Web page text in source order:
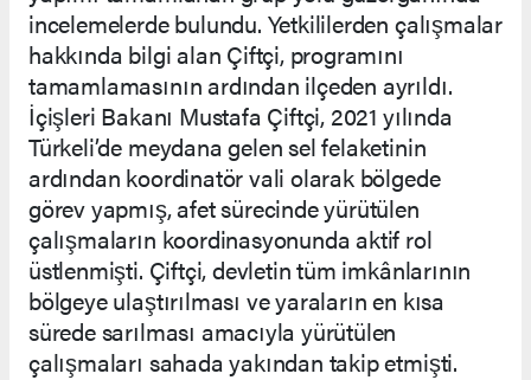
incelemelerde bulundu. Yetkililerden çalışmalar
hakkında bilgi alan Çiftçi, programını
tamamlamasının ardından ilçeden ayrıldı.
İçişleri Bakanı Mustafa Çiftçi, 2021 yılında
Türkeli’de meydana gelen sel felaketinin
ardından koordinatör vali olarak bölgede
görev yapmış, afet sürecinde yürütülen
çalışmaların koordinasyonunda aktif rol
üstlenmişti. Çiftçi, devletin tüm imkânlarının
bölgeye ulaştırılması ve yaraların en kısa
sürede sarılması amacıyla yürütülen
çalışmaları sahada yakından takip etmişti.